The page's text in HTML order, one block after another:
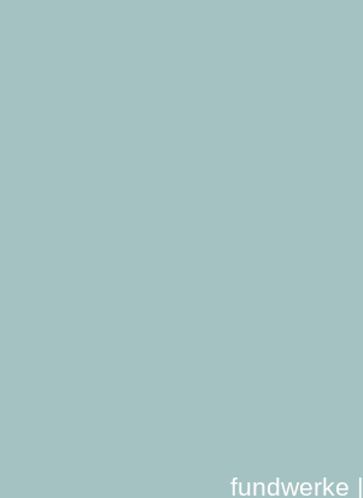
fundwerke |